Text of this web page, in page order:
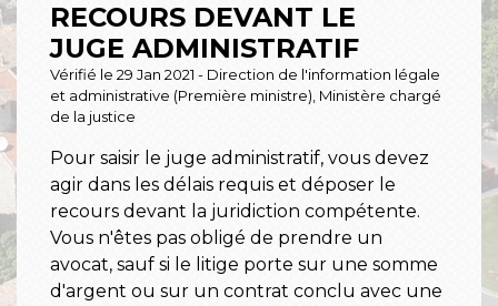
RECOURS DEVANT LE
JUGE ADMINISTRATIF
Vérifié le 29 Jan 2021 - Direction de l'information légale
et administrative (Première ministre), Ministère chargé
de la justice
Pour saisir le juge administratif, vous devez
agir dans les délais requis et déposer le
recours devant la juridiction compétente.
Vous n'êtes pas obligé de prendre un
avocat, sauf si le litige porte sur une somme
d'argent ou sur un contrat conclu avec une